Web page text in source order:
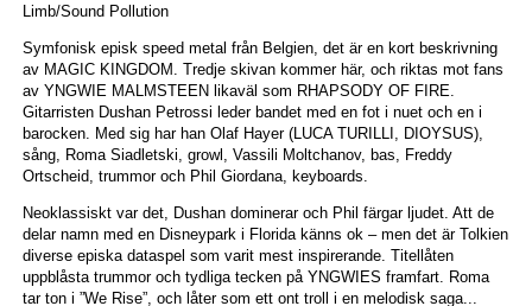
Limb/Sound Pollution
Symfonisk episk speed metal från Belgien, det är en kort beskrivning
av MAGIC KINGDOM. Tredje skivan kommer här, och riktas mot fans
av YNGWIE MALMSTEEN likaväl som RHAPSODY OF FIRE.
Gitarristen Dushan Petrossi leder bandet med en fot i nuet och en i
barocken. Med sig har han Olaf Hayer (LUCA TURILLI, DIOYSUS),
sång, Roma Siadletski, growl, Vassili Moltchanov, bas, Freddy
Ortscheid, trummor och Phil Giordana, keyboards.
Neoklassiskt var det, Dushan dominerar och Phil färgar ljudet. Att de
delar namn med en Disneypark i Florida känns ok – men det är Tolkien
diverse episka dataspel som varit mest inspirerande. Titellåten
uppblåsta trummor och tydliga tecken på YNGWIES framfart. Roma
tar ton i ”We Rise”, och låter som ett ont troll i en melodisk saga...